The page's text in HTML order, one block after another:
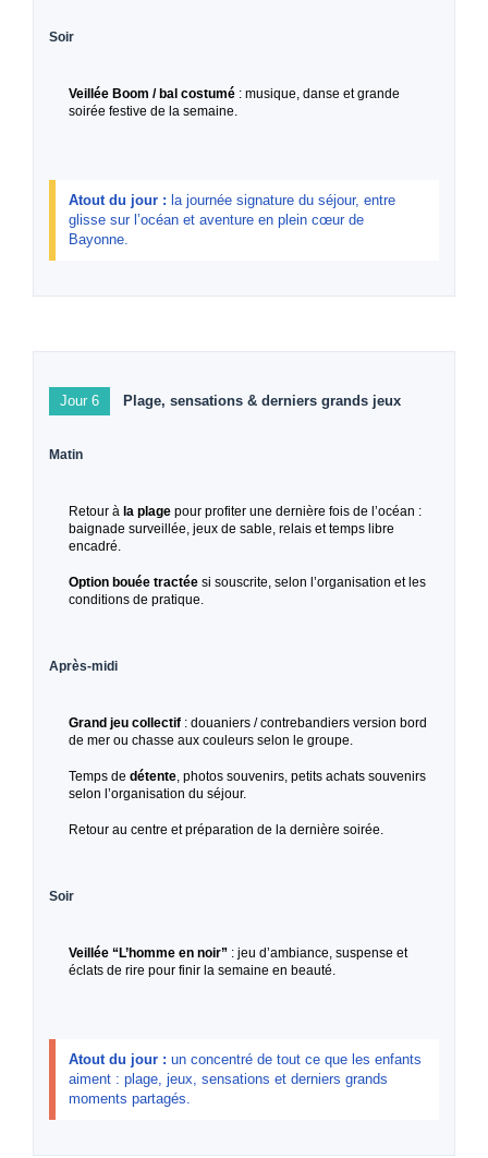
Soir
Veillée Boom / bal costumé : musique, danse et grande
soirée festive de la semaine.
Atout du jour : la journée signature du séjour, entre
glisse sur l’océan et aventure en plein cœur de
Bayonne.
Jour 6 Plage, sensations & derniers grands jeux
Matin
Retour à la plage pour profiter une dernière fois de l’océan :
baignade surveillée, jeux de sable, relais et temps libre
encadré.
Option bouée tractée si souscrite, selon l’organisation et les
conditions de pratique.
Après-midi
Grand jeu collectif : douaniers / contrebandiers version bord
de mer ou chasse aux couleurs selon le groupe.
Temps de détente , photos souvenirs, petits achats souvenirs
selon l’organisation du séjour.
Retour au centre et préparation de la dernière soirée.
Soir
Veillée “L’homme en noir” : jeu d’ambiance, suspense et
éclats de rire pour finir la semaine en beauté.
Atout du jour : un concentré de tout ce que les enfants
aiment : plage, jeux, sensations et derniers grands
moments partagés.